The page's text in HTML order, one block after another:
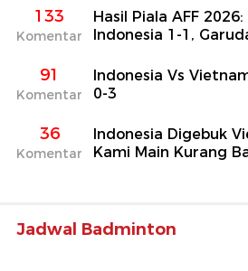
133
Komentar
Hasil Piala AFF
Indonesia 1-1,
91
Komentar
Indonesia Vs
0-3
36
Komentar
Indonesia Digebuk
Kami Main Kurang
Jadwal Badminton